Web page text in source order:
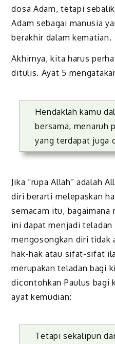
dosa Adam, tetapi
Adam sebagai manusia
berakhir dalam kematian.
Akhirnya, kita harus
ditulis. Ayat 5
Hendaklah kamu
bersama, menaruh
yang terdapat juga
Jika “rupa Allah” adalah
diri berarti melepaskan
semacam itu,
ini dapat menjadi teladan
mengosongkan diri tidak
hak-hak atau sifat-sifat
merupakan teladan bagi
dicontohkan Paulus bagi
ayat kemudian:
Tetapi sekalipun